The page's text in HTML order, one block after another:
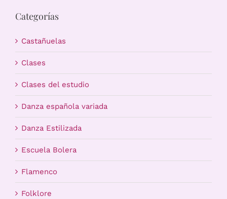
Carrito
Categorías
Castañuelas
Clases
Clases del estudio
Danza española variada
Danza Estilizada
Escuela Bolera
Flamenco
Folklore